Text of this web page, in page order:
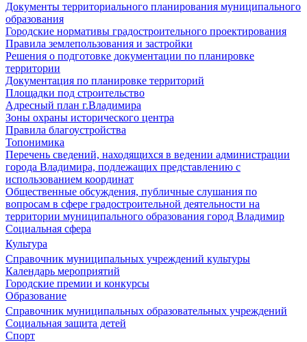
Документы территориального планирования муниципального
образования
Городские нормативы градостроительного проектирования
Правила землепользования и застройки
Решения о подготовке документации по планировке
территории
Документация по планировке территорий
Площадки под строительство
Адресный план г.Владимира
Зоны охраны исторического центра
Правила благоустройства
Топонимика
Перечень сведений, находящихся в ведении администрации
города Владимира, подлежащих представлению с
использованием координат
Общественные обсуждения, публичные слушания по
вопросам в сфере градостроительной деятельности на
территории муниципального образования город Владимир
Социальная сфера
Культура
Справочник муниципальных учреждений культуры
Календарь мероприятий
Городские премии и конкурсы
Образование
Справочник муниципальных образовательных учреждений
Социальная защита детей
Спорт